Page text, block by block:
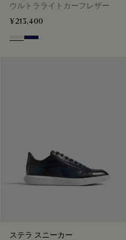
ウルトラライトカーフレザー
¥213,400
Off White
Navy Blue
ステラ スニーカー